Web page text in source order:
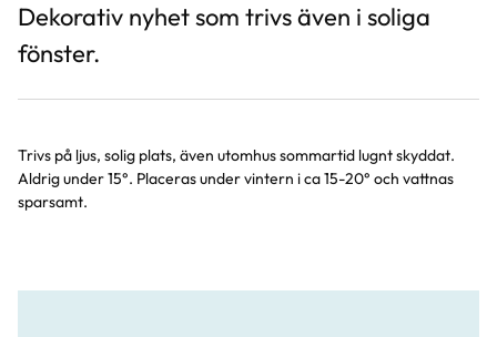
Dekorativ nyhet som trivs även i soliga
fönster.
Trivs på ljus, solig plats, även utomhus sommartid lugnt skyddat.
Aldrig under 15°. Placeras under vintern i ca 15-20° och vattnas
sparsamt.